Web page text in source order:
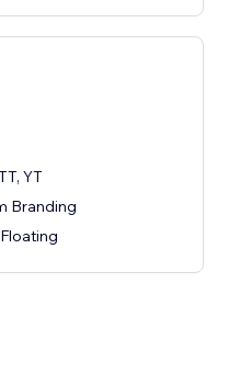
YT
Branding